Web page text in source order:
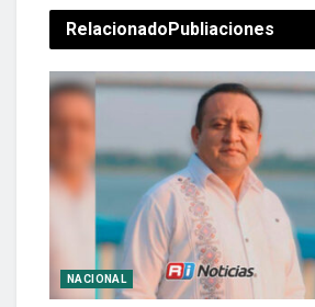
RelacionadoPubliaciones
NACIONAL